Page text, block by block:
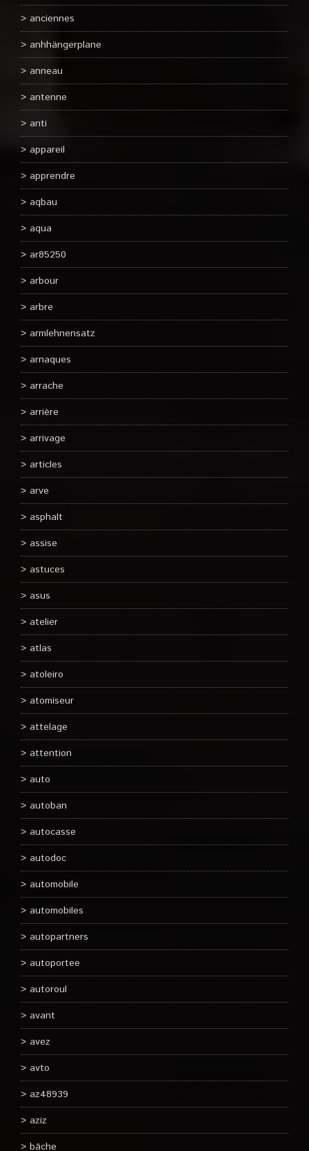
anciennes
anhhängerplane
anneau
antenne
anti
appareil
apprendre
aqbau
aqua
ar85250
arbour
arbre
armlehnensatz
arnaques
arrache
arrière
arrivage
articles
arve
asphalt
assise
astuces
asus
atelier
atlas
atoleiro
atomiseur
attelage
attention
auto
autoban
autocasse
autodoc
automobile
automobiles
autopartners
autoportee
autoroul
avant
avez
avto
az48939
aziz
bâche